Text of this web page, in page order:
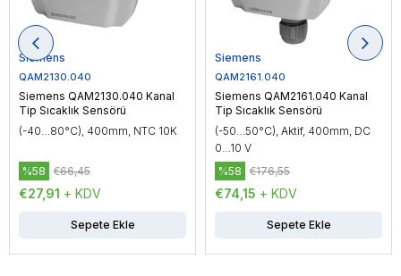
Siemens
QAM2130.040
Siemens QAM2130.040 Kanal
Tip Sıcaklık Sensörü
(-40…80°C), 400mm, NTC 10K
€27,91 + KDV
%58 €66,45
Sepete Ekle
Siemens
QAM2161.040
Siemens QAM2161.040 Kanal
Tip Sıcaklık Sensörü
(-50…50°C), Aktif, 400mm, DC
0…10 V
€74,15 + KDV
%58 €176,55
Sepete Ekle